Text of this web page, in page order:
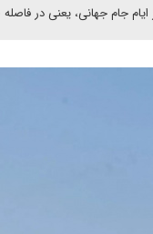
نوامبر تا ۱۸ دسامبر بیش از یک میلیون گردشگر به این کشور سفر کنند.